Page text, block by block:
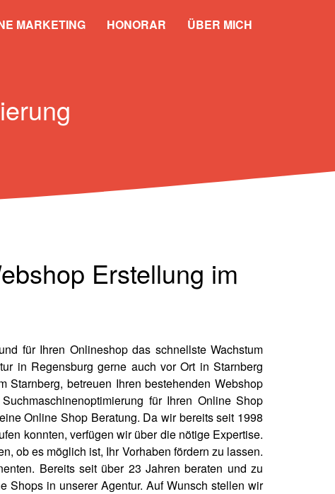
MARKETING HONORAR ÜBER MICH
Erstellung im
für Ihren Onlineshop das schnellste Wachstum
in Regensburg gerne auch vor Ort in Starnberg
betreuen Ihren bestehenden Webshop
für Ihren Online Shop
Online Shop Beratung. Da wir bereits seit 1998
konnten, verfügen wir über die nötige Expertise.
ob es möglich ist, Ihr Vorhaben fördern zu lassen.
Bereits seit über 23 Jahren beraten und zu
Shops in unserer Agentur. Auf Wunsch stellen wir